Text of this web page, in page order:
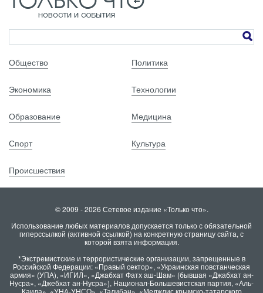
Общество Политика
Экономика Технологии
Образование Медицина
Спорт Культура
Происшествия
© 2009 - 2026 Сетевое издание «Только что».
Использование любых материалов допускается только с обязательной
гиперссылкой (активной ссылкой) на конкретную страницу сайта, с
которой взята информация.
*Экстремистские и террористические организации, запрещенные в
Российской Федерации: «Правый сектор», «Украинская повстанческая
армия» (УПА), «ИГИЛ», «Джабхат Фатх аш-Шам» (бывшая «Джабхат ан-
Нусра», «Джебхат ан-Нусра»), Национал-Большевистская партия, «Аль-